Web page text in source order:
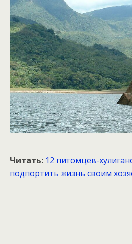
Читать: 12 питомцев-
подпортить жизнь своим